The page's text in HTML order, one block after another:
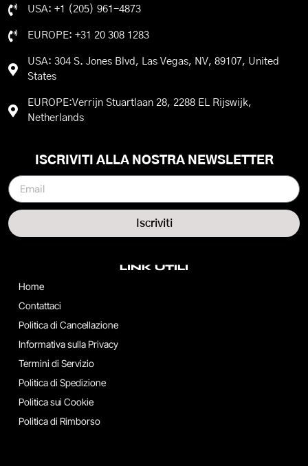
USA: +1 (205) 961-4873
EUROPE: +31 20 308 1283
USA: 304 S. Jones Blvd, Las Vegas, NV, 89107, United
States
EUROPE:Verrijn Stuartlaan 28, 2288 EL Rijswijk,
Netherlands
LINK UTILI
Home
Contattaci
Politica di Cancellazione
Informativa sulla Privacy
Termini di Servizio
Politica di Spedizione
Politica sui Cookie
Politica di Rimborso
ISCRIVITI ALLA NOSTRA NEWSLETTER
Iscriviti